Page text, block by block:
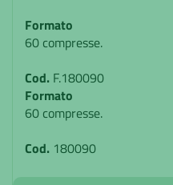
Formato
60 compresse.
Cod. F.180090
Formato
60 compresse.
Cod. 180090